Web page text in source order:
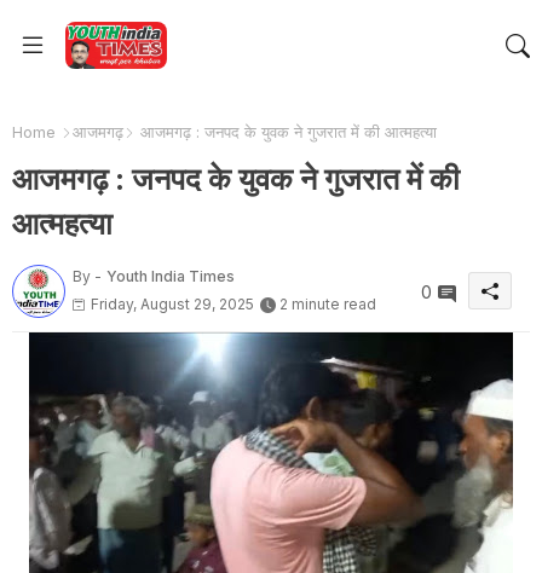
Home आजमगढ़ आजमगढ़ : जनपद के युवक ने गुजरात में की आत्महत्या
आजमगढ़ : जनपद के युवक ने गुजरात में की
आत्महत्या
By - Youth India Times
Friday, August 29, 2025
2 minute read
0